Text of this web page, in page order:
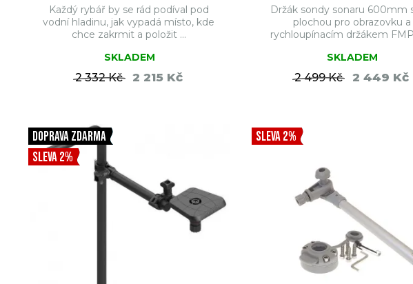
Každý rybář by se rád podíval pod
vodní hladinu, jak vypadá místo, kde
chce zakrmit a položit ...
SKLADEM
2 332 Kč 2 215 Kč
Držák sondy sonaru 600mm
plochou pro obrazovku a
rychloupínacím držákem
SKLADEM
2 499 Kč 2 449 Kč
DOPRAVA ZDARMA
SLEVA 2%
SLEVA 2%